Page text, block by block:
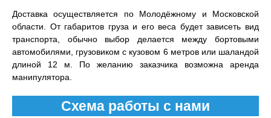
Доставка осуществляется по Молодёжному и Московской
области. От габаритов груза и его веса будет зависеть вид
транспорта, обычно выбор делается между бортовыми
автомобилями, грузовиком с кузовом 6 метров или шаландой
длиной 12 м. По желанию заказчика возможна аренда
манипулятора.
Схема работы с нами